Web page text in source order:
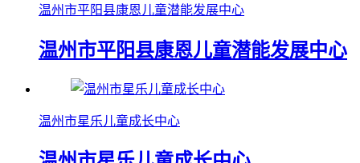
温州市平阳县康恩儿童潜能发展中心
温州市平阳县康恩儿童潜能发展中心
温州市星乐儿童成长中心